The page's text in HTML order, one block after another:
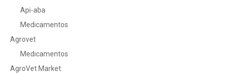
Api-aba
Medicamentos
Agrovet
Medicamentos
AgroVet Market